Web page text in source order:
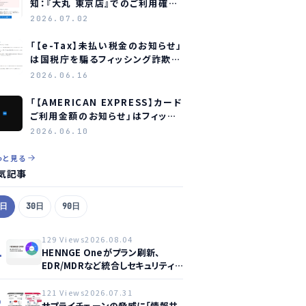
知：『大丸 東京店』でのご利用確認
をお願いします」はフィッシング詐
2026.07.02
「【e-Tax】未払い税金のお知らせ」
は国税庁を騙るフィッシング詐欺
― 見分け方と対処法
2026.06.16
「【AMERICAN EXPRESS】カード
ご利用金額のお知らせ」はフィッシ
ング詐欺メール ― アメリカン・エ
け方
2026.06.10
と見る
記事
30日 90日
129 Views2026.08.04
HENNGE Oneがプラン刷新、
EDR/MDRなど統合しセキュリティ
強化へ
121 Views2026.07.31